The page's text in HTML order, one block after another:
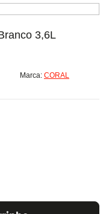
3,6L
Marca: CORAL